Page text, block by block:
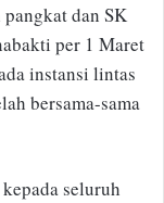
dan SK
per 1 Maret
instansi lintas
bersama-sama
seluruh